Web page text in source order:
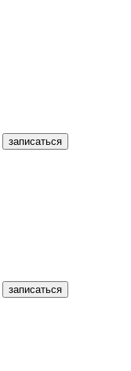
записаться
записаться